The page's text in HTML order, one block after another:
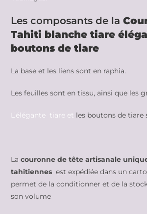
Les composants de la
Tahiti blanche tiare
boutons de tiare
La base et les liens sont en raphia.
Les feuilles sont en tissu, ainsi que les
L’élégante tiare et les boutons de tiare
Lacouronne de tête artisanale
tahitiennesest expédiée dans un
permet de la conditionner et de la
son volume